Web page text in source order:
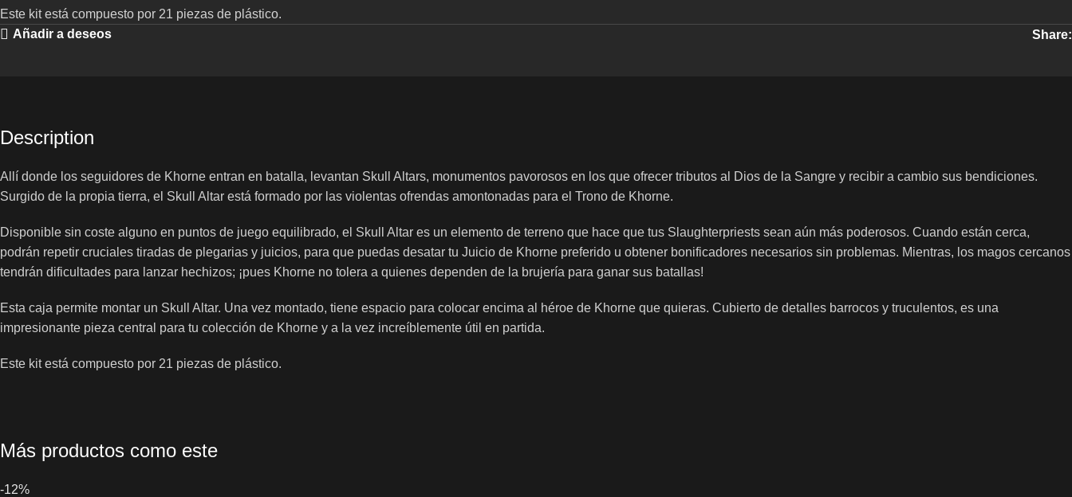
Este kit está compuesto por 21 piezas de plástico.
Añadir a deseos
Share:
Description
Allí donde los seguidores de Khorne entran en batalla, levantan Skull Altars, monumentos pavorosos en los que ofrecer tributos al Dios de la Sangre y recibir a cambio sus bendiciones.
Surgido de la propia tierra, el Skull Altar está formado por las violentas ofrendas amontonadas para el Trono de Khorne.
Disponible sin coste alguno en puntos de juego equilibrado, el Skull Altar es un elemento de terreno que hace que tus Slaughterpriests sean aún más poderosos. Cuando están cerca,
podrán repetir cruciales tiradas de plegarias y juicios, para que puedas desatar tu Juicio de Khorne preferido u obtener bonificadores necesarios sin problemas. Mientras, los magos cercanos
tendrán dificultades para lanzar hechizos; ¡pues Khorne no tolera a quienes dependen de la brujería para ganar sus batallas!
Esta caja permite montar un Skull Altar. Una vez montado, tiene espacio para colocar encima al héroe de Khorne que quieras. Cubierto de detalles barrocos y truculentos, es una
impresionante pieza central para tu colección de Khorne y a la vez increíblemente útil en partida.
Este kit está compuesto por 21 piezas de plástico.
Más productos como este
-12%